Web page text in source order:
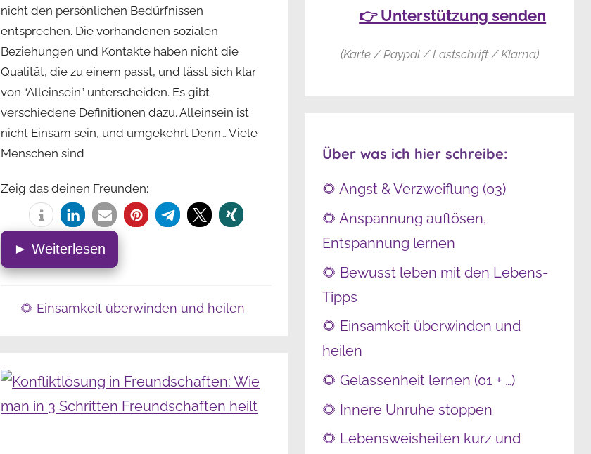
nicht den persönlichen Bedürfnissen
entsprechen. Die vorhandenen sozialen
Beziehungen und Kontakte haben nicht die
Qualität, die zu einem passt, und lässt sich klar
von “Alleinsein” unterscheiden. Es gibt
verschiedene Definitionen dazu. Alleinsein ist
nicht Einsam sein, und umgekehrt Denn… Viele
Menschen sind
Zeig das deinen Freunden:
► Weiterlesen
🌻 Einsamkeit überwinden und heilen
👉 Unterstützung senden
(Karte / Paypal / Lastschrift / Klarna)
Über was ich hier schreibe:
🌻 Angst & Verzweiflung (03)
🌻 Anspannung auflösen,
Entspannung lernen
🌻 Bewusst leben mit den Lebens-
Tipps
🌻 Einsamkeit überwinden und
heilen
🌻 Gelassenheit lernen (01 + …)
🌻 Innere Unruhe stoppen
🌻 Lebensweisheiten kurz und